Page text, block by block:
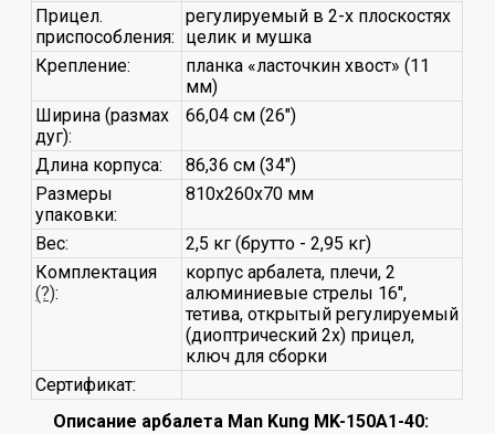
Прицел.
приспособления:
регулируемый в 2-х плоскостях
целик и мушка
Крепление:
планка «ласточкин хвост» (11
мм)
Ширина (размах
дуг):
66,04 см (26")
Длина корпуса:
86,36 см (34")
Размеры
упаковки:
810x260x70 мм
Вес:
2,5 кг (брутто - 2,95 кг)
Комплектация
(?):
корпус арбалета, плечи, 2
алюминиевые стрелы 16",
тетива, открытый регулируемый
(диоптрический 2x) прицел,
ключ для сборки
Сертификат:
Описание арбалета Man Kung MK-150A1-40: